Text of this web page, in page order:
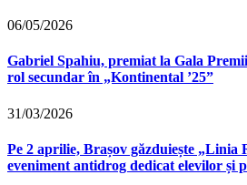
06/05/2026
Gabriel Spahiu, premiat la Gala
rol secundar în „Kontinental ’25”
31/03/2026
Pe 2 aprilie, Brașov găzduiește „Linia
eveniment antidrog dedicat elevilor și